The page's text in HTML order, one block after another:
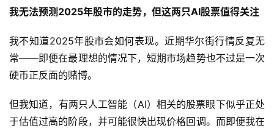
我无法预测2025年股市的走势，但这两只AI股票值得关注
我不知道2025年股市会如何表现。近期华尔街行情反复无
常——即便在最理想的情况下，短期市场趋势也不过是一次
硬币正反面的赌博。
但我知道，有两只人工智能（AI）相关的股票眼下似乎正处
于估值过高的阶段，并可能很快出现价格回调。而即便我在